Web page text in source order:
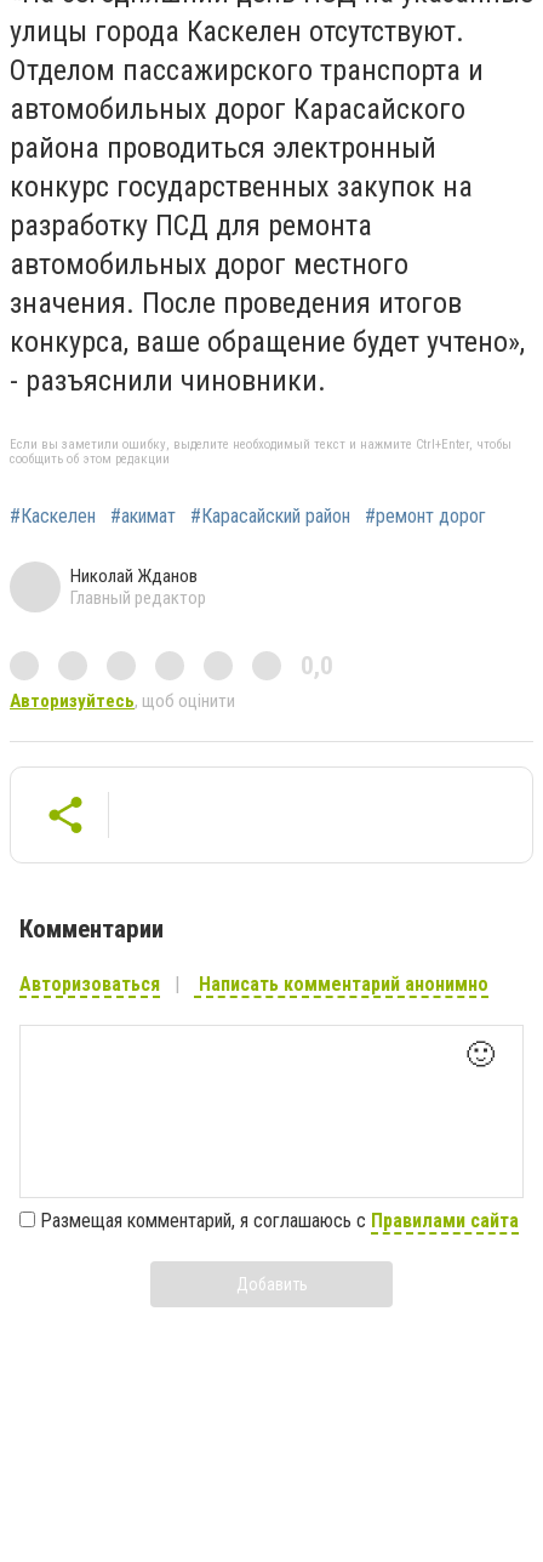
улицы города Каскелен отсутствуют.
Отделом пассажирского транспорта и
автомобильных дорог Карасайского
района проводиться электронный
конкурс государственных закупок на
разработку ПСД для ремонта
автомобильных дорог местного
значения. После проведения итогов
конкурса, ваше обращение будет учтено»,
- разъяснили чиновники.
Если вы заметили ошибку, выделите необходимый текст и нажмите Ctrl+Enter, чтобы
сообщить об этом редакции
#Каскелен #акимат #Карасайский район #ремонт дорог
Николай Жданов
Главный редактор
0,0
Авторизуйтесь, щоб оцінити
Комментарии
Авторизоваться Написать комментарий анонимно
🙂
Размещая комментарий, я соглашаюсь с Правилами сайта
Добавить